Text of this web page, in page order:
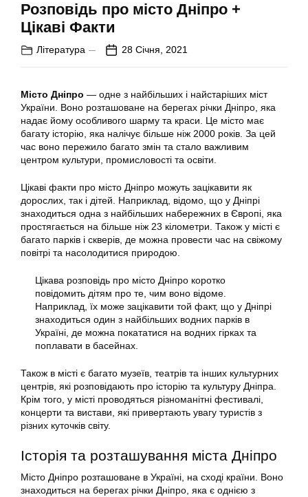
Розповідь про місто Дніпро +
Цікаві Факти
Література 28 Січня, 2021
Місто Дніпро — одне з найбільших і найстаріших міст
України. Воно розташоване на берегах річки Дніпро, яка
надає йому особливого шарму та краси. Це місто має
багату історію, яка налічує більше ніж 2000 років. За цей
час воно пережило багато змін та стало важливим
центром культури, промисловості та освіти.
Цікаві факти про місто Дніпро можуть зацікавити як
дорослих, так і дітей. Наприклад, відомо, що у Дніпрі
знаходиться одна з найбільших набережних в Європі, яка
простягається на більше ніж 23 кілометри. Також у місті є
багато парків і скверів, де можна провести час на свіжому
повітрі та насолодитися природою.
Цікава розповідь про місто Дніпро коротко
повідомить дітям про те, чим воно відоме.
Наприклад, їх може зацікавити той факт, що у Дніпрі
знаходиться один з найбільших водних парків в
Україні, де можна покататися на водних гірках та
поплавати в басейнах.
Також в місті є багато музеїв, театрів та інших культурних
центрів, які розповідають про історію та культуру Дніпра.
Крім того, у місті проводяться різноманітні фестивалі,
концерти та вистави, які привертають увагу туристів з
різних куточків світу.
Історія та розташування міста Дніпро
Місто Дніпро розташоване в Україні, на сході країни. Воно
знаходиться на берегах річки Дніпро, яка є однією з